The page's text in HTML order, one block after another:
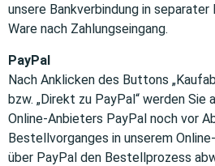
unsere Bankverbindung in
Ware nach Zahlungseingang.
PayPal
Nach Anklicken des Buttons
bzw. „Direkt zu PayPal“ werden
Online-Anbieters PayPal noch vor
Bestellvorganges in unserem
über PayPal den Bestellprozess